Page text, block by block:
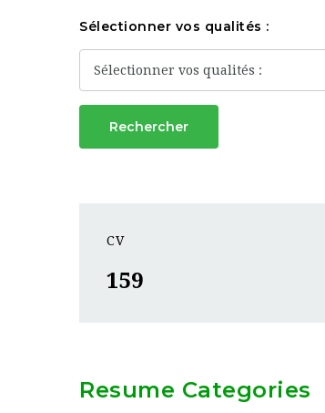
Sélectionner vos qualités :
Sélectionner vos qualités :
Rechercher
CV
159
Resume Categories